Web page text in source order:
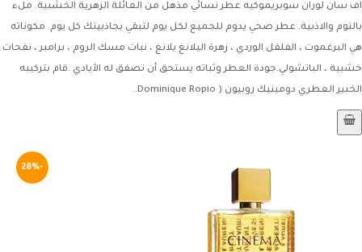
اف سان لوران سوبريموكيه عطر نسائي مذهل من العائلة الزهرية الخشبية. ملء
بالنوم والاذبية. عطر صحي يدوم للجميع لكل يوم لتبقي بجاذبيتك كل يوم. مكوناته
هي البرغموت ، الفلفل الوردي ، زهرة اليلانغ يلانغ ، نبات مسك الروم ، برامبر ، نفحات
خشبية ، الباتشولي.جودة العطر وثباته يستحق أن تصفق له الأيادي .قام بتركيبه
الخبير العطري دومينيك روبيون ( Dominique Ropio..
-28%